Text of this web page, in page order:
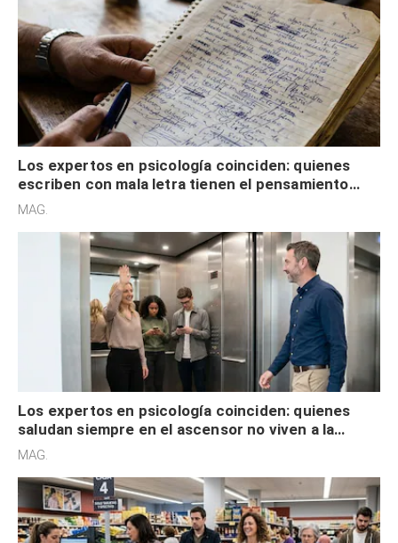
Los expertos en psicología coinciden: quienes
escriben con mala letra tienen el pensamiento
acelerado y no lo hacen por desinterés
MAG.
Los expertos en psicología coinciden: quienes
saludan siempre en el ascensor no viven a la
defensiva y tienen apertura social
MAG.